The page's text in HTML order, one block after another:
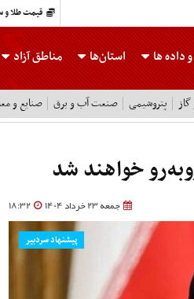
قیمت طلا و
و داده ها استان‌ها مناطق آزاد
پتروشیمی صنعت آب و برق صنایع و
خواهند شد
جمعه 23 خرداد 1404 18:32
پیشنهاد سردبیر